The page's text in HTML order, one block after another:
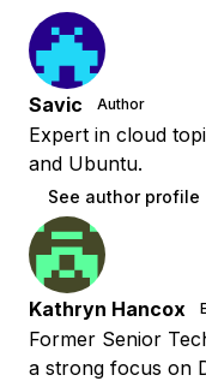
Savic Author
Expert in cloud
and Ubuntu.
See author profile
Kathryn Hancox
Former Senior
a strong focus on